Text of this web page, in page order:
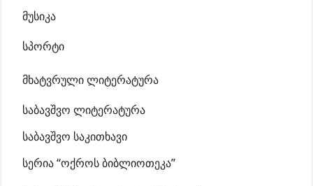
მუსიკა
სპორტი
მხატვრული ლიტერატურა
საბავშვო ლიტერატურა
საბავშვო საკითხავი
სერია “ოქროს ბიბლიოთეკა”